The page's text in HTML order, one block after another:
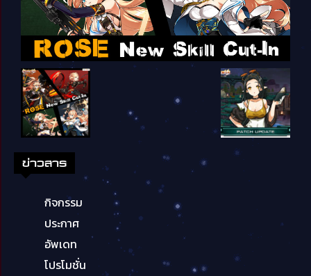
ข่าวสาร
กิจกรรม
ประกาศ
อัพเดท
โปรโมชั่น